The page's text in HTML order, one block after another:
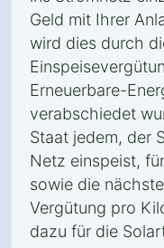
Geld mit Ihrer
wird dies durch
Erneuerbare-
verabschiedet
Staat jedem, der
Netz einspeist,
sowie die
Vergütung pro
dazu für die